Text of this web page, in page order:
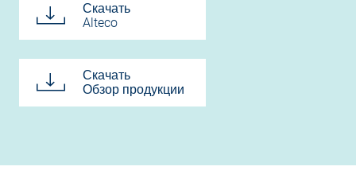
Скачать
Alteco
Скачать
Обзор продукции